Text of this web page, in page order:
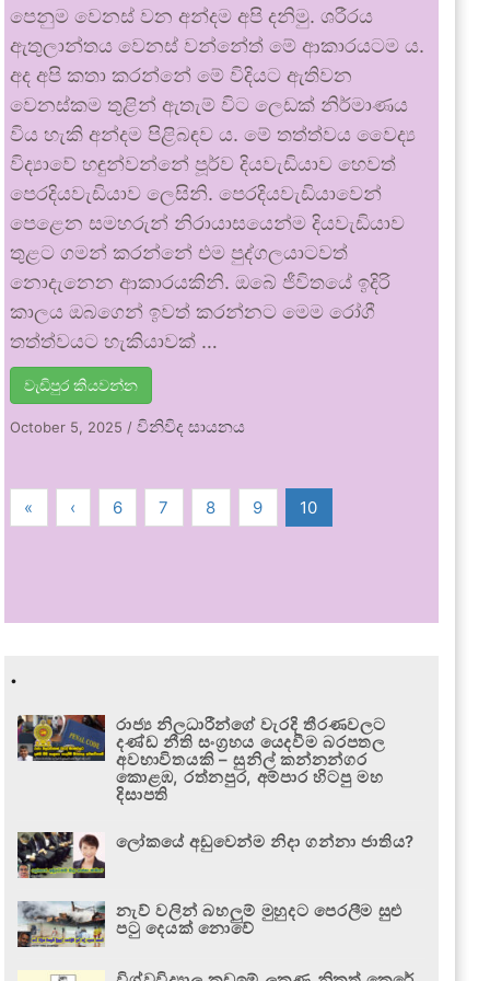
පෙනුම වෙනස් වන අන්දම අපි දනිමු. ශරීරය
ඇතුලාන්තය වෙනස් වන්නේත් මේ ආකාරයටම ය.
අද අපි කතා කරන්නේ මේ විදියට ඇතිවන
වෙනස්කම තුළින් ඇතැම් විට ලෙඩක් නිර්මාණය
විය හැකි අන්දම පිළිබඳව ය. මේ තත්ත්වය වෛද්‍ය
විද්‍යාවේ හඳුන්වන්නේ පූර්ව දියවැඩියාව හෙවත්
පෙරදියවැඩියාව ලෙසිනි. පෙරදියවැඩියාවෙන්
පෙළෙන සමහරුන් නිරායාසයෙන්ම දියවැඩියාව
තුළට ගමන් කරන්නේ එම පුද්ගලයාටවත්
නොදැනෙන ආකාරයකිනි. ඔබේ ජීවිතයේ ඉදිරි
කාලය ඔබගෙන් ඉවත් කරන්නට මෙම රෝගී
තත්ත්වයට හැකියාවක් …
වැඩිපුර කියවන්න
October 5, 2025 /විනිවිද සායනය
« ‹ 6 7 8 9 10
.
රාජ්‍ය නිලධාරීන්ගේ වැරදි තීරණවලට
දණ්ඩ නීති සංග්‍රහය යෙදවීම බරපතල
අවභාවිතයකි – සුනිල් කන්නන්ගර
කොළඹ, රත්නපුර, අම්පාර හිටපු මහ
දිසාපති
ලෝකයේ අඩුවෙන්ම නිදා ගන්නා ජාතිය?
නැව් වලින් බහලුම් මුහුදට පෙරලීම සුළු
පටු දෙයක් නොවේ